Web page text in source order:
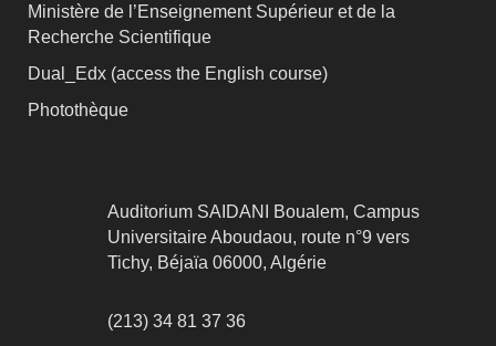
Ministère de l’Enseignement Supérieur et de la
Recherche Scientifique
Dual_Edx (access the English course)
Photothèque
Auditorium SAIDANI Boualem, Campus
Universitaire Aboudaou, route n°9 vers
Tichy, Béjaïa 06000, Algérie
(213) 34 81 37 36